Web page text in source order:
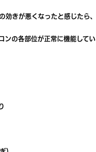
効きが悪くなったと感じたら
ンの各部位が正常に機能して